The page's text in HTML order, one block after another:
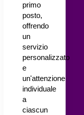
primo
posto,
offrendo
un
servizio
personalizzato
e
un'attenzione
individuale
a
ciascun